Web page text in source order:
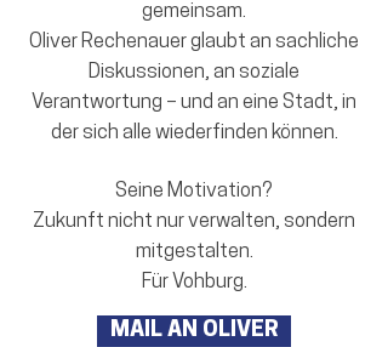
gemeinsam.
Oliver Rechenauer glaubt an sachliche
Diskussionen, an soziale
Verantwortung – und an eine Stadt, in
der sich alle wiederfinden können.
Seine Motivation?
Zukunft nicht nur verwalten, sondern
mitgestalten.
Für Vohburg.
MAIL AN OLIVER